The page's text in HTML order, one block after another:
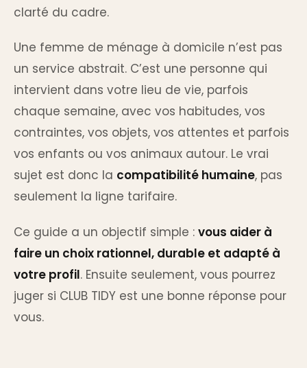
clarté du cadre.
Une femme de ménage à domicile n’est pas
un service abstrait. C’est une personne qui
intervient dans votre lieu de vie, parfois
chaque semaine, avec vos habitudes, vos
contraintes, vos objets, vos attentes et parfois
vos enfants ou vos animaux autour. Le vrai
sujet est donc la compatibilité humaine, pas
seulement la ligne tarifaire.
Ce guide a un objectif simple : vous aider à
faire un choix rationnel, durable et adapté à
votre profil. Ensuite seulement, vous pourrez
juger si CLUB TIDY est une bonne réponse pour
vous.